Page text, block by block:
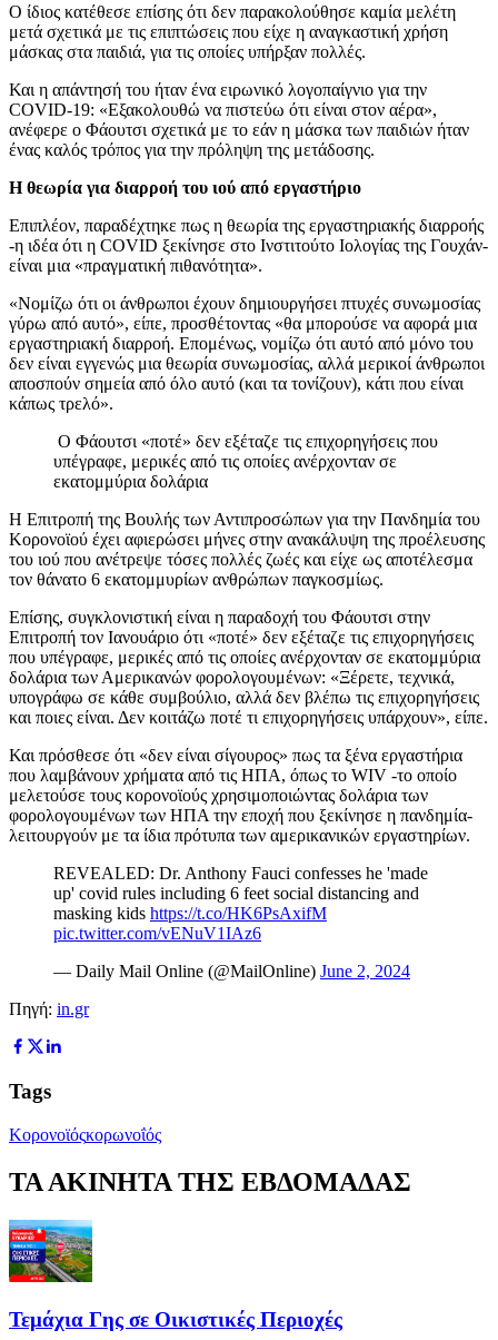
Ο ίδιος κατέθεσε επίσης ότι δεν παρακολούθησε καμία μελέτη
μετά σχετικά με τις επιπτώσεις που είχε η αναγκαστική χρήση
μάσκας στα παιδιά, για τις οποίες υπήρξαν πολλές.
Και η απάντησή του ήταν ένα ειρωνικό λογοπαίγνιο για την
COVID-19: «Εξακολουθώ να πιστεύω ότι είναι στον αέρα»,
ανέφερε ο Φάουτσι σχετικά με το εάν η μάσκα των παιδιών ήταν
ένας καλός τρόπος για την πρόληψη της μετάδοσης.
Η θεωρία για διαρροή του ιού από εργαστήριο
Επιπλέον, παραδέχτηκε πως η θεωρία της εργαστηριακής διαρροής
-η ιδέα ότι η COVID ξεκίνησε στο Ινστιτούτο Ιολογίας της Γουχάν-
είναι μια «πραγματική πιθανότητα».
«Νομίζω ότι οι άνθρωποι έχουν δημιουργήσει πτυχές συνωμοσίας
γύρω από αυτό», είπε, προσθέτοντας «θα μπορούσε να αφορά μια
εργαστηριακή διαρροή. Επομένως, νομίζω ότι αυτό από μόνο του
δεν είναι εγγενώς μια θεωρία συνωμοσίας, αλλά μερικοί άνθρωποι
αποσπούν σημεία από όλο αυτό (και τα τονίζουν), κάτι που είναι
κάπως τρελό».
Ο Φάουτσι «ποτέ» δεν εξέταζε τις επιχορηγήσεις που
υπέγραφε, μερικές από τις οποίες ανέρχονταν σε
εκατομμύρια δολάρια
Η Επιτροπή της Βουλής των Αντιπροσώπων για την Πανδημία του
Κορονοϊού έχει αφιερώσει μήνες στην ανακάλυψη της προέλευσης
του ιού που ανέτρεψε τόσες πολλές ζωές και είχε ως αποτέλεσμα
τον θάνατο 6 εκατομμυρίων ανθρώπων παγκοσμίως.
Επίσης, συγκλονιστική είναι η παραδοχή του Φάουτσι στην
Επιτροπή τον Ιανουάριο ότι «ποτέ» δεν εξέταζε τις επιχορηγήσεις
που υπέγραφε, μερικές από τις οποίες ανέρχονταν σε εκατομμύρια
δολάρια των Αμερικανών φορολογουμένων: «Ξέρετε, τεχνικά,
υπογράφω σε κάθε συμβούλιο, αλλά δεν βλέπω τις επιχορηγήσεις
και ποιες είναι. Δεν κοιτάζω ποτέ τι επιχορηγήσεις υπάρχουν», είπε.
Και πρόσθεσε ότι «δεν είναι σίγουρος» πως τα ξένα εργαστήρια
που λαμβάνουν χρήματα από τις ΗΠΑ, όπως το WIV -το οποίο
μελετούσε τους κορονοϊούς χρησιμοποιώντας δολάρια των
φορολογουμένων των ΗΠΑ την εποχή που ξεκίνησε η πανδημία-
λειτουργούν με τα ίδια πρότυπα των αμερικανικών εργαστηρίων.
REVEALED: Dr. Anthony Fauci confesses he 'made
up' covid rules including 6 feet social distancing and
masking kids https://t.co/HK6PsAxifM
pic.twitter.com/vENuV1IAz6
— Daily Mail Online (@MailOnline) June 2, 2024
Πηγή: in.gr
Tags
Κορονοϊόςκορωνοΐός
ΤΑ ΑΚΙΝΗΤΑ ΤΗΣ ΕΒΔΟΜΑΔΑΣ
Τεμάχια Γης σε Οικιστικές Περιοχές